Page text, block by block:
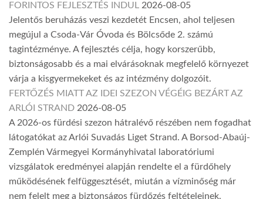
FORINTOS FEJLESZTÉS INDUL 2026-08-05
Jelentős beruházás veszi kezdetét Encsen, ahol teljesen
megújul a Csoda-Vár Óvoda és Bölcsőde 2. számú
tagintézménye. A fejlesztés célja, hogy korszerűbb,
biztonságosabb és a mai elvárásoknak megfelelő környezet
várja a kisgyermekeket és az intézmény dolgozóit.
FERTŐZÉS MIATT AZ IDEI SZEZON VÉGÉIG BEZÁRT AZ
ARLÓI STRAND 2026-08-05
A 2026-os fürdési szezon hátralévő részében nem fogadhat
látogatókat az Arlói Suvadás Liget Strand. A Borsod-Abaúj-
Zemplén Vármegyei Kormányhivatal laboratóriumi
vizsgálatok eredményei alapján rendelte el a fürdőhely
működésének felfüggesztését, miután a vízminőség már
nem felelt meg a biztonságos fürdőzés feltételeinek.